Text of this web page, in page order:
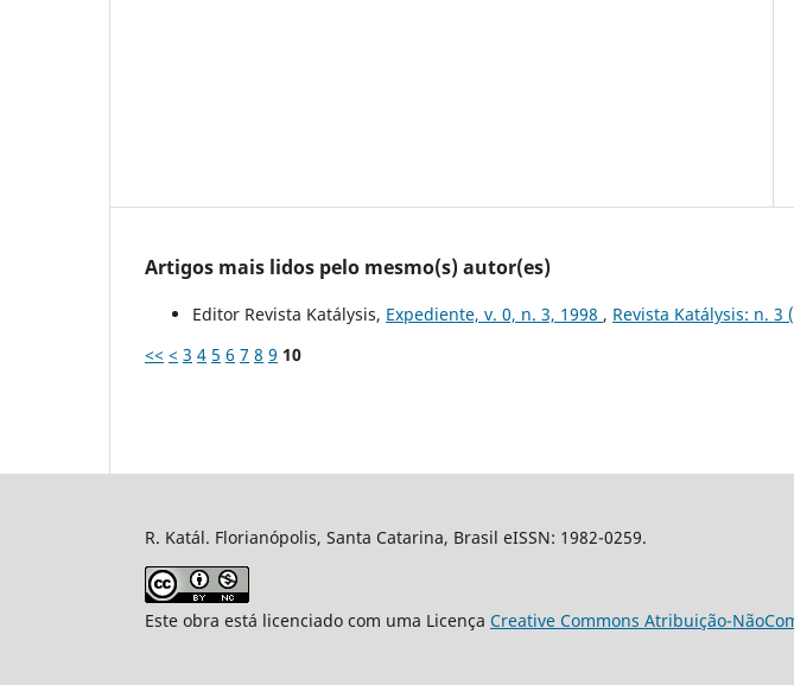
Artigos mais lidos pelo mesmo(s) autor(es)
Editor Revista Katálysis, Expediente, v. 0, n. 3, 1998 , Revista Katálysis: n. 3
<< < 3 4 5 6 7 8 9 10
R. Katál. Florianópolis, Santa Catarina, Brasil eISSN: 1982-0259.
Este obra está licenciado com uma Licença Creative Commons Atribuição-